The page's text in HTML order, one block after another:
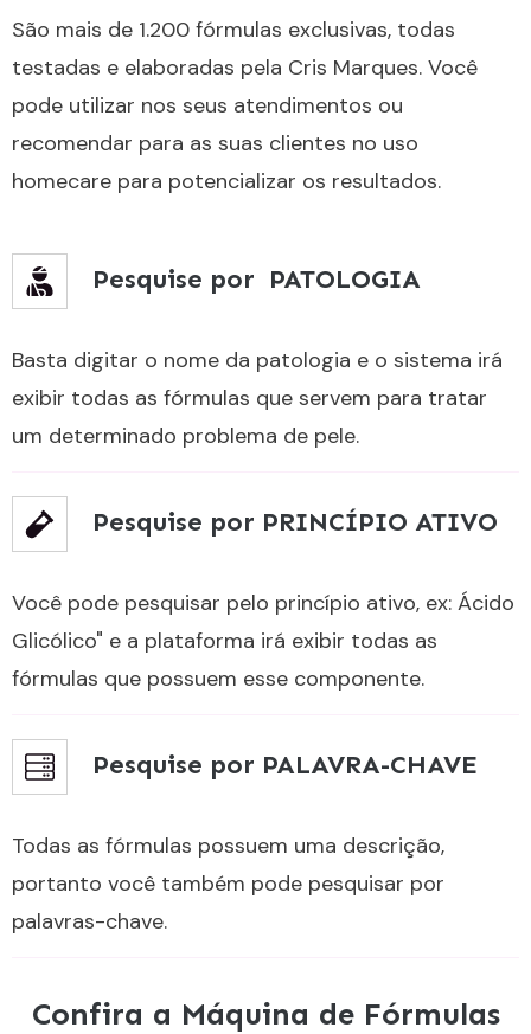
São mais de 1.200 fórmulas exclusivas, todas
testadas e elaboradas pela Cris Marques. Você
pode utilizar nos seus atendimentos ou
recomendar para as suas clientes no uso
homecare para potencializar os resultados.
Pesquise por PATOLOGIA
Basta digitar o nome da patologia e o sistema irá
exibir todas as fórmulas que servem para tratar
um determinado problema de pele.
Pesquise por PRINCÍPIO ATIVO
Você pode pesquisar pelo princípio ativo, ex: Ácido
Glicólico" e a plataforma irá exibir todas as
fórmulas que possuem esse componente.
Pesquise por PALAVRA-CHAVE
Todas as fórmulas possuem uma descrição,
portanto você também pode pesquisar por
palavras-chave.
Confira a Máquina de Fórmulas